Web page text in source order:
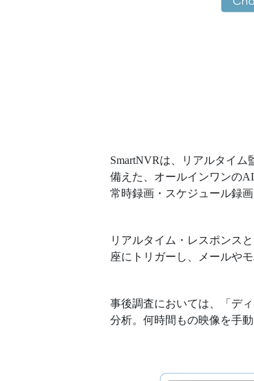
SmartNVRは、リアルタイ
備えた、オールインワンの
常時録画・スケジュール録
リアルタイム・レスポンス
座にトリガーし、メールや
事後調査においては、「デ
分析。何時間もの映像を手